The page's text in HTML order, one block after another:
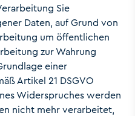
Sie
Daten, auf Grund von
um öffentlichen
zur Wahrung
einer
Artikel 21 DSGVO
Widerspruches werden
nicht mehr verarbeitet,